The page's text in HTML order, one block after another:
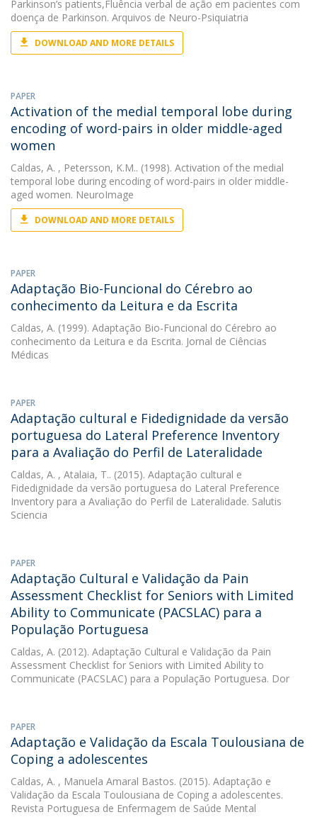
Parkinson’s patients,Fluência verbal de ação em pacientes com
doença de Parkinson. Arquivos de Neuro-Psiquiatria
DOWNLOAD AND MORE DETAILS
PAPER
Activation of the medial temporal lobe during
encoding of word-pairs in older middle-aged
women
Caldas, A. , Petersson, K.M.. (1998). Activation of the medial
temporal lobe during encoding of word-pairs in older middle-
aged women. NeuroImage
DOWNLOAD AND MORE DETAILS
PAPER
Adaptação Bio-Funcional do Cérebro ao
conhecimento da Leitura e da Escrita
Caldas, A. (1999). Adaptação Bio-Funcional do Cérebro ao
conhecimento da Leitura e da Escrita. Jornal de Ciências
Médicas
PAPER
Adaptação cultural e Fidedignidade da versão
portuguesa do Lateral Preference Inventory
para a Avaliação do Perfil de Lateralidade
Caldas, A. , Atalaia, T.. (2015). Adaptação cultural e
Fidedignidade da versão portuguesa do Lateral Preference
Inventory para a Avaliação do Perfil de Lateralidade. Salutis
Sciencia
PAPER
Adaptação Cultural e Validação da Pain
Assessment Checklist for Seniors with Limited
Ability to Communicate (PACSLAC) para a
População Portuguesa
Caldas, A. (2012). Adaptação Cultural e Validação da Pain
Assessment Checklist for Seniors with Limited Ability to
Communicate (PACSLAC) para a População Portuguesa. Dor
PAPER
Adaptação e Validação da Escala Toulousiana de
Coping a adolescentes
Caldas, A. , Manuela Amaral Bastos. (2015). Adaptação e
Validação da Escala Toulousiana de Coping a adolescentes.
Revista Portuguesa de Enfermagem de Saúde Mental